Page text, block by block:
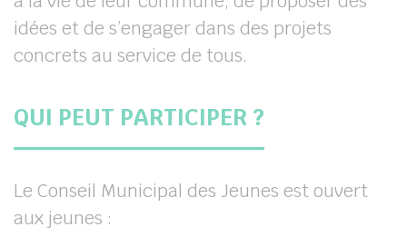
idées et de s’engager dans des projets
concrets au service de tous.
QUI PEUT PARTICIPER ?
Le Conseil Municipal des Jeunes est ouvert
aux jeunes :